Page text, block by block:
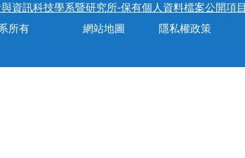
資訊科技學系暨研究所-保有個人資料檔案公開項
訊科技學系所有 網站地圖 隱私權政